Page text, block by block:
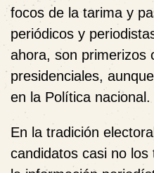
focos de la tarima y
periódicos y
ahora, son primerizos
presidenciales,
en la Política nacional.
En la tradición
candidatos casi no